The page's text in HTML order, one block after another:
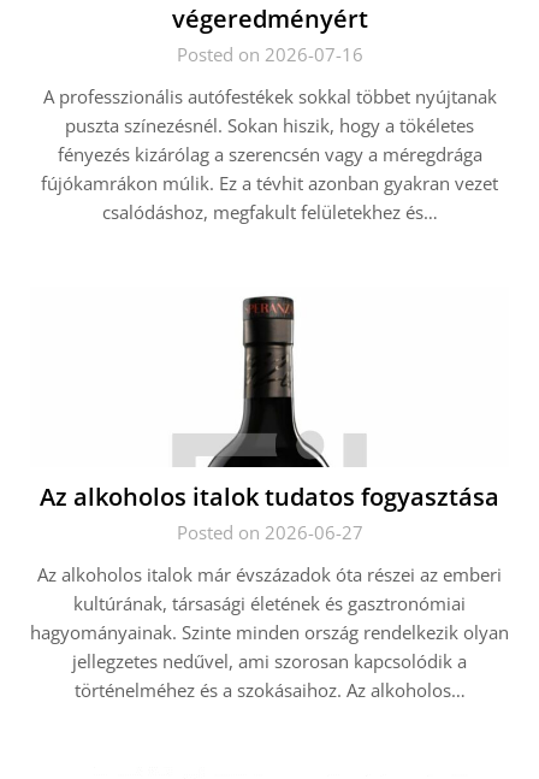
végeredményért
Posted on 2026-07-16
A professzionális autófestékek sokkal többet nyújtanak
puszta színezésnél. Sokan hiszik, hogy a tökéletes
fényezés kizárólag a szerencsén vagy a méregdrága
fújókamrákon múlik. Ez a tévhit azonban gyakran vezet
csalódáshoz, megfakult felületekhez és…
Az alkoholos italok tudatos fogyasztása
Posted on 2026-06-27
Az alkoholos italok már évszázadok óta részei az emberi
kultúrának, társasági életének és gasztronómiai
hagyományainak. Szinte minden ország rendelkezik olyan
jellegzetes nedűvel, ami szorosan kapcsolódik a
történelméhez és a szokásaihoz. Az alkoholos…